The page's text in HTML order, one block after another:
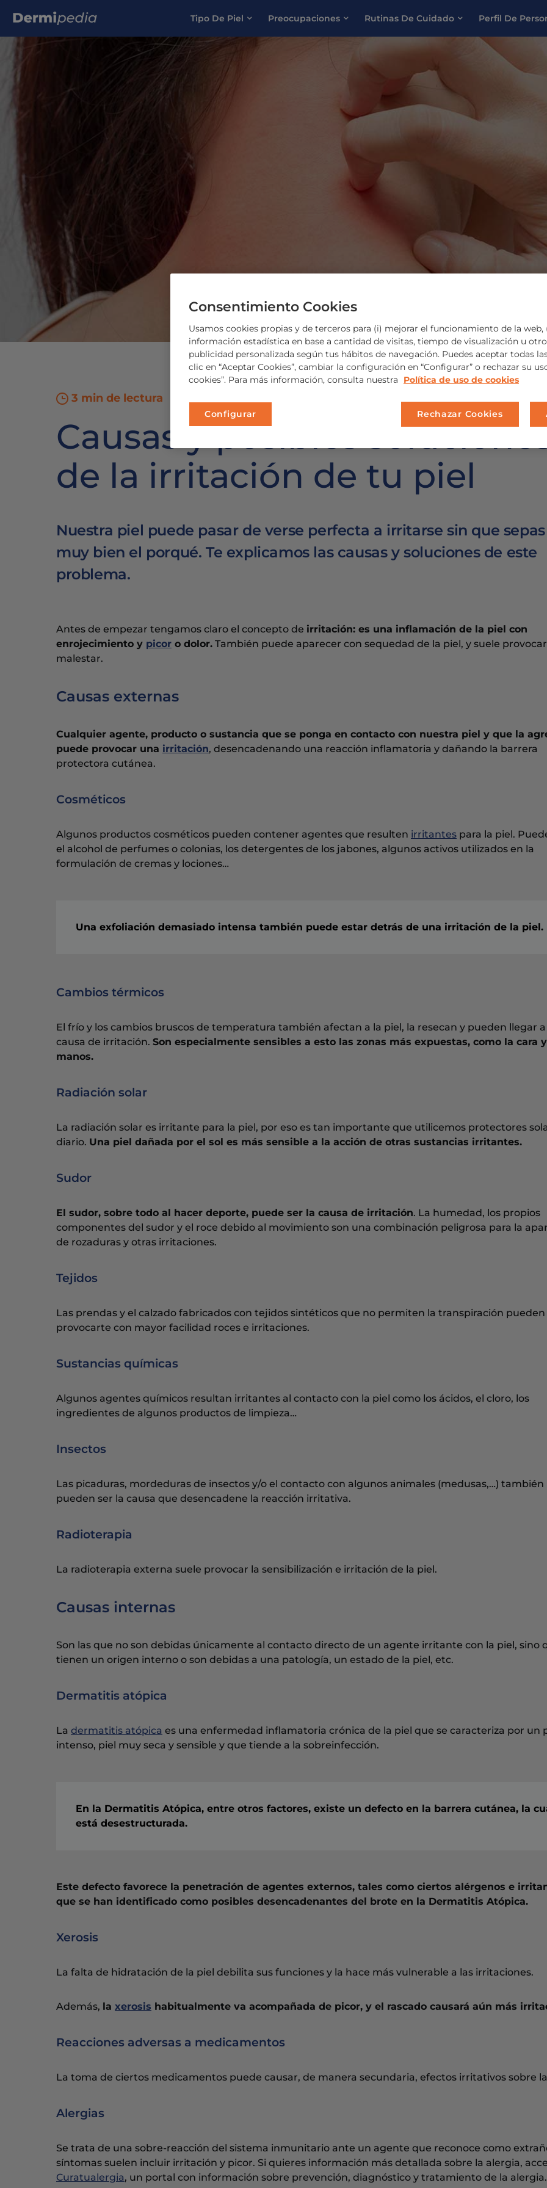
Tipo De Piel Preocupaciones Rutinas De Cuidado Perfil De
Search for:
3 min de lectura
Causas y posibles
de la irritación de tu piel
Nuestra piel puede pasar de verse perfecta a irritarse sin que sepas
muy bien el porqué. Te explicamos las causas y soluciones de este
problema.
Antes de empezar tengamos claro el concepto de irritación: es una inflamación de la piel con
enrojecimiento y picor o dolor. También puede aparecer con sequedad de la piel, y suele provocar
malestar.
Causas externas
Cualquier agente, producto o sustancia que se ponga en contacto con nuestra piel y que la
puede provocar una irritación, desencadenando una reacción inflamatoria y dañando la barrera
protectora cutánea.
Cosméticos
Algunos productos cosméticos pueden contener agentes que resulten irritantes para la piel.
el alcohol de perfumes o colonias, los detergentes de los jabones, algunos activos utilizados en la
formulación de cremas y lociones…
Una exfoliación demasiado intensa también puede estar detrás de una irritación de la piel.
Cambios térmicos
El frío y los cambios bruscos de temperatura también afectan a la piel, la resecan y pueden llegar
causa de irritación. Son especialmente sensibles a esto las zonas más expuestas, como la cara
manos.
Radiación solar
La radiación solar es irritante para la piel, por eso es tan importante que utilicemos protectores
diario. Una piel dañada por el sol es más sensible a la acción de otras sustancias irritantes.
Sudor
El sudor, sobre todo al hacer deporte, puede ser la causa de irritación. La humedad, los propios
componentes del sudor y el roce debido al movimiento son una combinación peligrosa para la
de rozaduras y otras irritaciones.
Tejidos
Las prendas y el calzado fabricados con tejidos sintéticos que no permiten la transpiración pueden
provocarte con mayor facilidad roces e irritaciones.
Sustancias químicas
Algunos agentes químicos resultan irritantes al contacto con la piel como los ácidos, el cloro, los
ingredientes de algunos productos de limpieza…
Insectos
Las picaduras, mordeduras de insectos y/o el contacto con algunos animales (medusas,…) también
pueden ser la causa que desencadene la reacción irritativa.
Radioterapia
La radioterapia externa suele provocar la sensibilización e irritación de la piel.
Causas internas
Son las que no son debidas únicamente al contacto directo de un agente irritante con la piel, sino
tienen un origen interno o son debidas a una patología, un estado de la piel, etc.
Dermatitis atópica
La dermatitis atópica es una enfermedad inflamatoria crónica de la piel que se caracteriza por un
intenso, piel muy seca y sensible y que tiende a la sobreinfección.
En la Dermatitis Atópica, entre otros factores, existe un defecto en la barrera cutánea, la
está desestructurada.
Este defecto favorece la penetración de agentes externos, tales como ciertos alérgenos e
que se han identificado como posibles desencadenantes del brote en la Dermatitis Atópica.
Xerosis
La falta de hidratación de la piel debilita sus funciones y la hace más vulnerable a las irritaciones.
Además, la xerosis habitualmente va acompañada de picor, y el rascado causará aún más
Reacciones adversas a medicamentos
La toma de ciertos medicamentos puede causar, de manera secundaria, efectos irritativos sobre
Alergias
Se trata de una sobre-reacción del sistema inmunitario ante un agente que reconoce como
síntomas suelen incluir irritación y picor. Si quieres información más detallada sobre la alergia,
Curatualergia, un portal con información sobre prevención, diagnóstico y tratamiento de la alergia.
Consentimiento Cookies
Usamos cookies propias y de terceros para (i) mejorar el funcionamiento de la
información estadística en base a cantidad de visitas, tiempo de visualización u
publicidad personalizada según tus hábitos de navegación. Puedes aceptar todas
clic en “Aceptar Cookies”, cambiar la configuración en “Configurar” o rechazar su
cookies”. Para más información, consulta nuestra
Política de uso de cookies
Configurar Rechazar Cookies